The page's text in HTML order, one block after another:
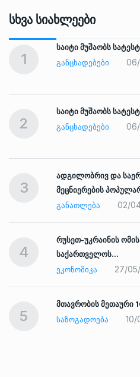
Სხვა Სიახლეები
1
საიტი მუშაობს
ᲒᲐᲜᲪᲮᲐᲓᲔᲑᲔᲑᲘ
2
საიტი მუშაობს
ᲒᲐᲜᲪᲮᲐᲓᲔᲑᲔᲑᲘ
3
ადგილობრივ და
მეცნიერების
ᲒᲐᲜᲐᲗᲚᲔᲑᲐ
02/
4
რუსეთ-უკრაინის
საქართველოს…
ᲔᲙᲝᲜᲝᲛᲘᲙᲐ
27/
5
მთავრობის მეთაური
ᲡᲐᲖᲝᲒᲐᲓᲝᲔᲑᲐ
10/